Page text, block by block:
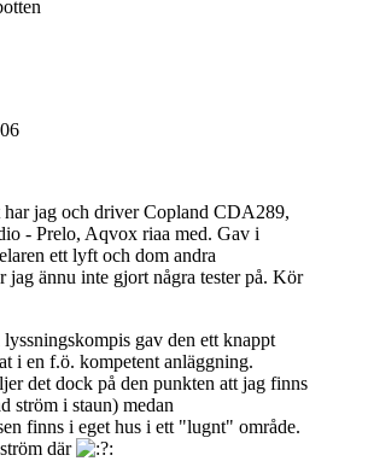
jag och driver Copland CDA289,
- Prelo, Aqvox riaa med. Gav i
ett lyft och dom andra
jag ännu inte gjort några tester på. Kör
gav den ett knappt
i en f.ö. kompetent anläggning.
det dock på den punkten att jag finns
ström i staun) medan
finns i eget hus i ett "lugnt" område.
där